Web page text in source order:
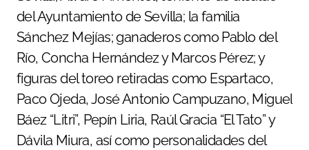
del Ayuntamiento de Sevilla; la familia
Sánchez Mejías; ganaderos como Pablo del
Río, Concha Hernández y Marcos Pérez; y
figuras del toreo retiradas como Espartaco,
Paco Ojeda, José Antonio Campuzano, Miguel
Báez “Litri”, Pepín Liria, Raúl Gracia “El Tato” y
Dávila Miura, así como personalidades del